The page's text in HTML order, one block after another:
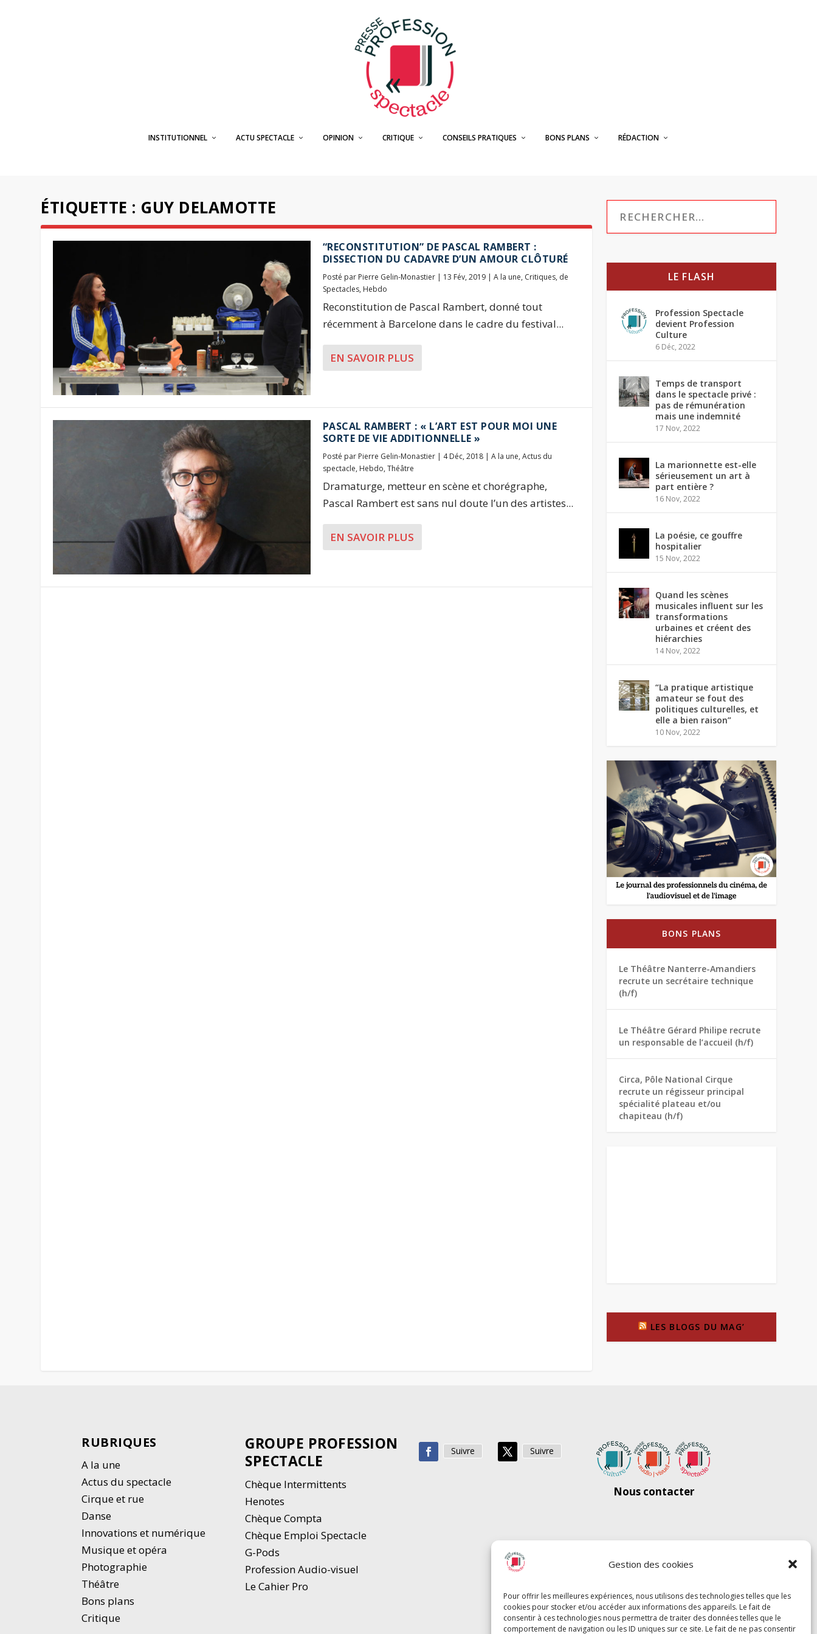
Gestion des cookies
Pour offrir les meilleures expériences, nous utilisons des technologies telles que les
cookies pour stocker et/ou accéder aux informations des appareils. Le fait de
consentir à ces technologies nous permettra de traiter des données telles que le
comportement de navigation ou les ID uniques sur ce site. Le fait de ne pas consentir
INSTITUTIONNEL ACTU SPECTACLE OPINION CRITIQUE CONSEILS PRATIQUES BONS PLANS RÉDACTION
ÉTIQUETTE : GUY DELAMOTTE
“RECONSTITUTION” DE PASCAL RAMBERT :
DISSECTION DU CADAVRE D’UN AMOUR CLÔTURÉ
Posté par Pierre Gelin-Monastier| 13 Fév, 2019| A la une, Critiques, de
Spectacles, Hebdo
Reconstitution de Pascal Rambert, donné tout
récemment à Barcelone dans le cadre du festival...
EN SAVOIR PLUS
PASCAL RAMBERT : « L’ART EST POUR MOI UNE
SORTE DE VIE ADDITIONNELLE »
Posté par Pierre Gelin-Monastier| 4 Déc, 2018| A la une, Actus du
spectacle, Hebdo, Théâtre
Dramaturge, metteur en scène et chorégraphe,
Pascal Rambert est sans nul doute l’un des artistes...
EN SAVOIR PLUS
LE FLASH
Profession Spectacle
devient Profession
Culture
6 Déc, 2022
Temps de transport
dans le spectacle privé :
pas de rémunération
mais une indemnité
17 Nov, 2022
La marionnette est-elle
sérieusement un art à
part entière ?
16 Nov, 2022
La poésie, ce gouffre
hospitalier
15 Nov, 2022
Quand les scènes
musicales influent sur les
transformations
urbaines et créent des
hiérarchies
14 Nov, 2022
“La pratique artistique
amateur se fout des
politiques culturelles, et
elle a bien raison”
10 Nov, 2022
BONS PLANS
Le Théâtre Nanterre-Amandiers
recrute un secrétaire technique
(h/f)
Le Théâtre Gérard Philipe recrute
un responsable de l’accueil (h/f)
Circa, Pôle National Cirque
recrute un régisseur principal
spécialité plateau et/ou
chapiteau (h/f)
LES BLOGS DU MAG’
RUBRIQUES
A la une
Actus du spectacle
Cirque et rue
Danse
Innovations et numérique
Musique et opéra
Photographie
Théâtre
Bons plans
Critique
GROUPE PROFESSION
SPECTACLE
Chèque Intermittents
Henotes
Chèque Compta
Chèque Emploi Spectacle
G-Pods
Profession Audio-visuel
Le Cahier Pro
Suivre Suivre
Nous contacter